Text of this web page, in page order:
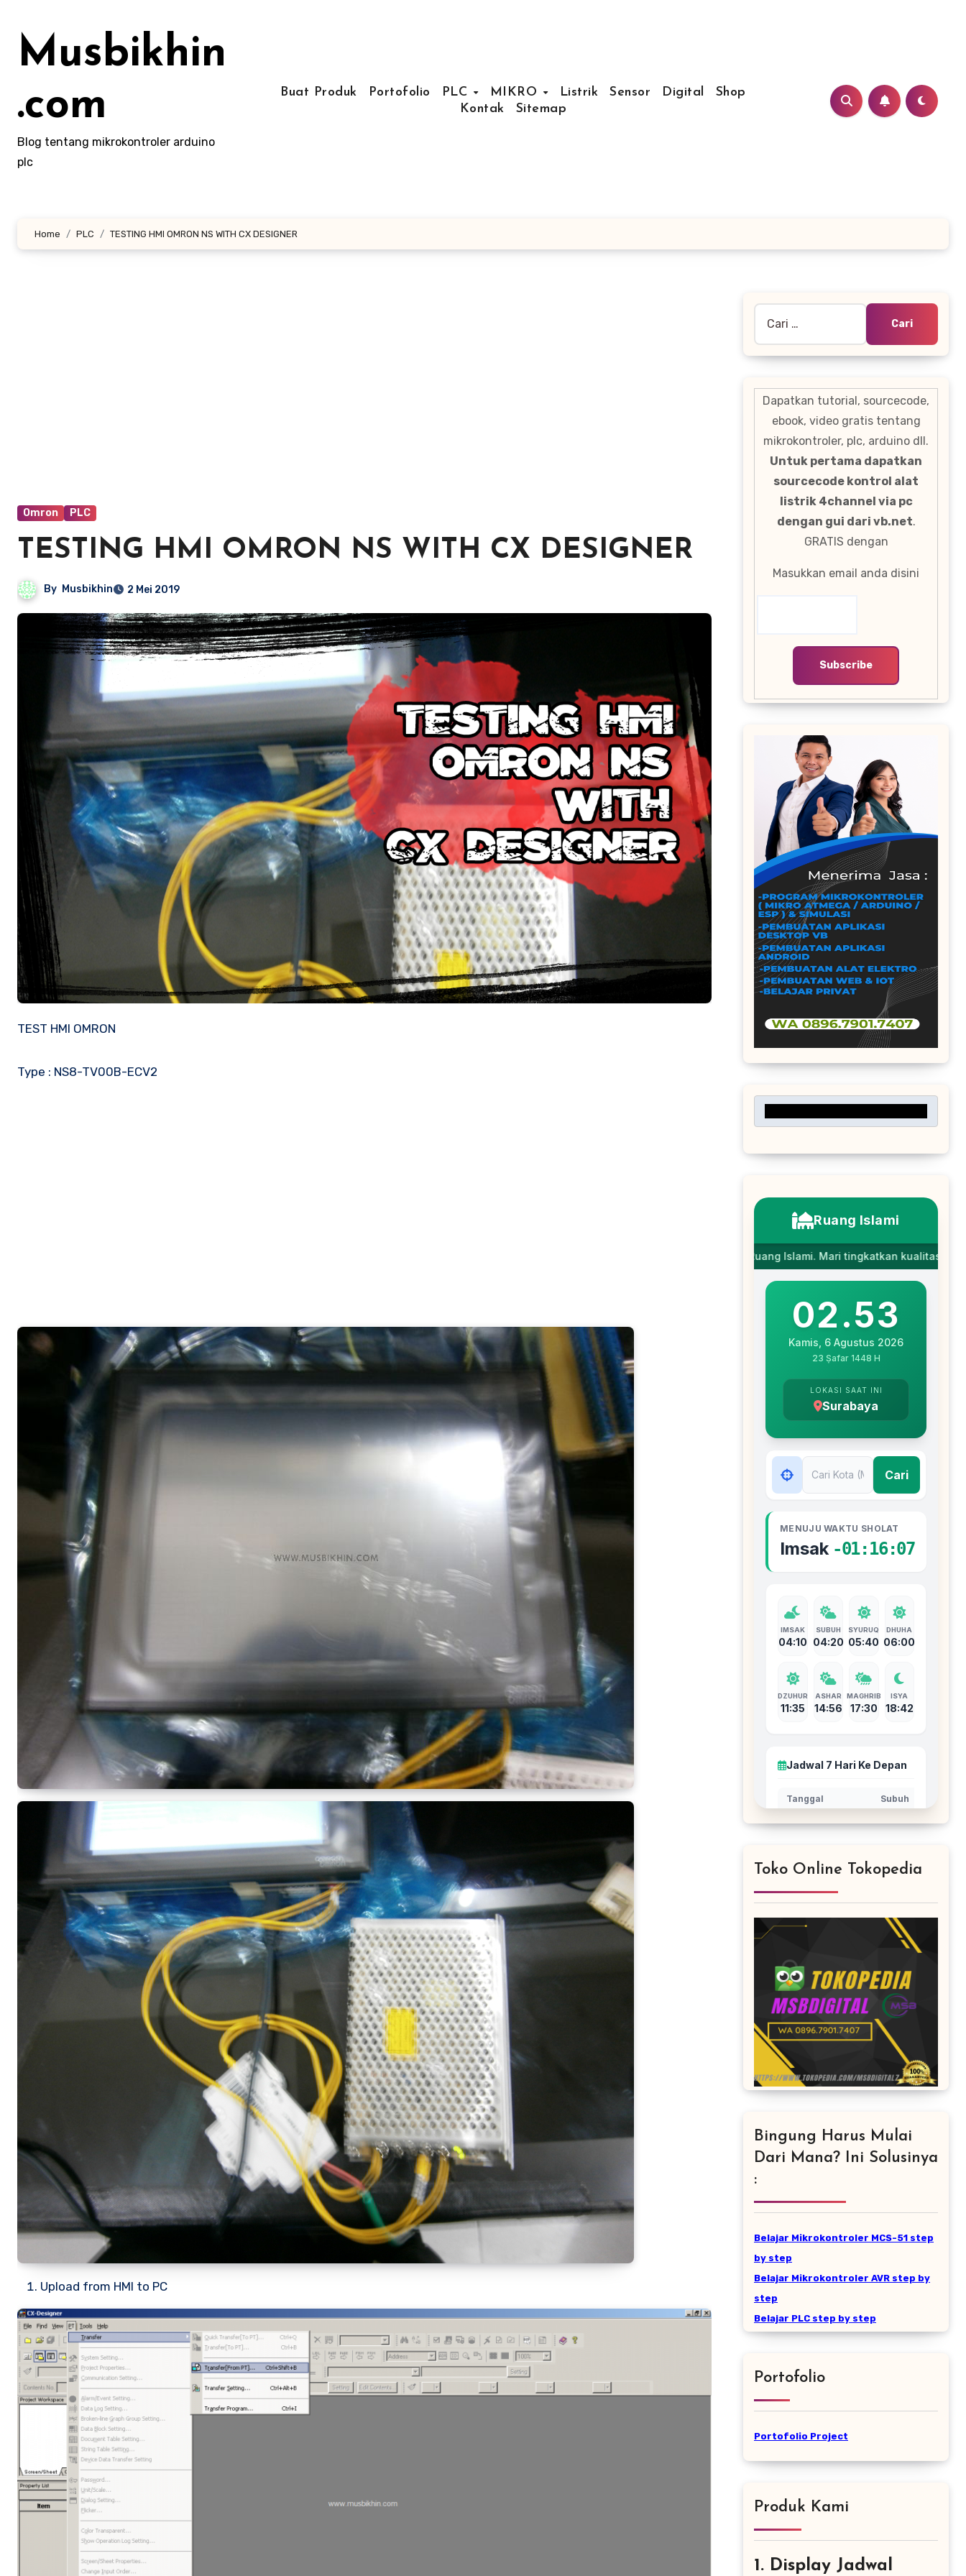
kontenMusbikhin
.com
Blog tentang mikrokontroler arduino
plc
Buat Produk Portofolio PLC MIKRO Listrik Sensor Digital
Shop
Kontak
Sitemap
Home PLC TESTING HMI OMRON NS WITH CX DESIGNER
Omron PLC
TESTING HMI OMRON NS WITH CX DESIGNER
By Musbikhin 2 Mei 2019
TEST HMI OMRON
Type : NS8-TV00B-ECV2
Upload from HMI to PC
untuk:
Dapatkan tutorial, sourcecode,
ebook, video gratis tentang
mikrokontroler, plc, arduino dll.
Untuk pertama dapatkan
sourcecode kontrol alat
listrik 4channel via pc
dengan gui dari vb.net.
GRATIS dengan
Masukkan email anda disini
Toko Online Tokopedia
Bingung Harus Mulai
Dari Mana? Ini Solusinya
:
Belajar Mikrokontroler MCS-51 step
by step
Belajar Mikrokontroler AVR step by
step
Belajar PLC step by step
Portofolio
Portofolio Project
Produk Kami
1. Display Jadwal